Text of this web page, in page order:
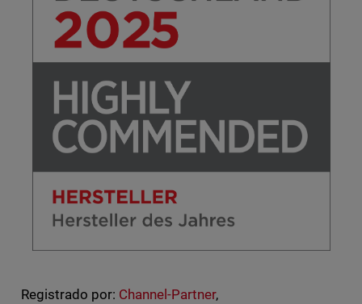
Registrado por: Channel-Partner,